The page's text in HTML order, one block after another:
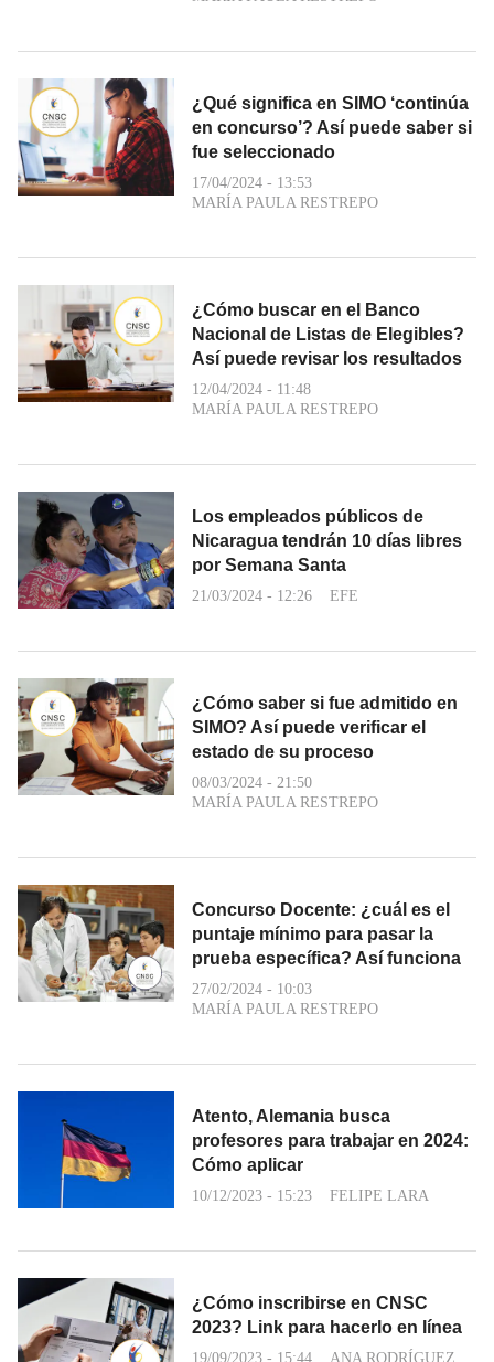
¿Qué significa en SIMO ‘continúa
en concurso’? Así puede saber si
fue seleccionado
17/04/2024 - 13:53
MARÍA PAULA RESTREPO
¿Cómo buscar en el Banco
Nacional de Listas de Elegibles?
Así puede revisar los resultados
12/04/2024 - 11:48
MARÍA PAULA RESTREPO
Los empleados públicos de
Nicaragua tendrán 10 días libres
por Semana Santa
21/03/2024 - 12:26 EFE
¿Cómo saber si fue admitido en
SIMO? Así puede verificar el
estado de su proceso
08/03/2024 - 21:50
MARÍA PAULA RESTREPO
Concurso Docente: ¿cuál es el
puntaje mínimo para pasar la
prueba específica? Así funciona
27/02/2024 - 10:03
MARÍA PAULA RESTREPO
Atento, Alemania busca
profesores para trabajar en 2024:
Cómo aplicar
10/12/2023 - 15:23 FELIPE LARA
¿Cómo inscribirse en CNSC
2023? Link para hacerlo en línea
19/09/2023 - 15:44 ANA RODRÍGUEZ